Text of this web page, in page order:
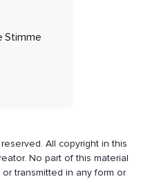
Stimme
All copyright in this
No part of this material
transmitted in any form or